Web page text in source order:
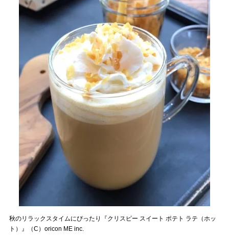
秋のリラックスタイムにぴったり『クリスピー スイート ポテト ラテ（ホッ
ト）』（C）oricon ME inc.